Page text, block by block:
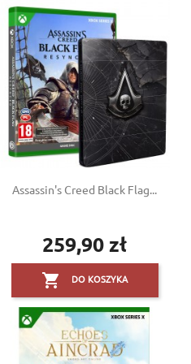
Assassin's Creed Black Flag...
Cena
259,90 zł
 DO KOSZYKA